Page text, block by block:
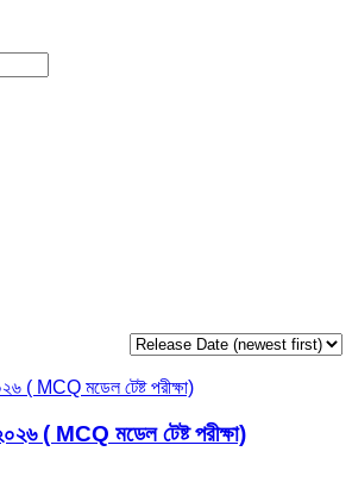
( MCQ মডেল টেষ্ট পরীক্ষা)